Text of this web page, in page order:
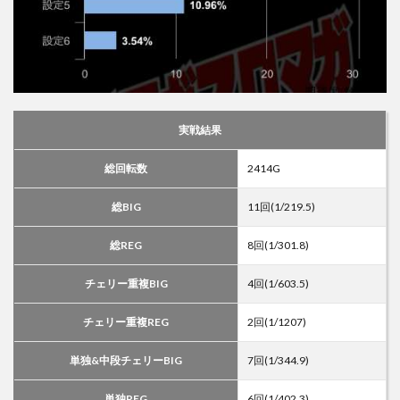
実戦結果
総回転数 2414G
総BIG 11回(1/219.5)
総REG 8回(1/301.8)
チェリー重複BIG 4回(1/603.5)
チェリー重複REG 2回(1/1207)
単独&中段チェリーBIG 7回(1/344.9)